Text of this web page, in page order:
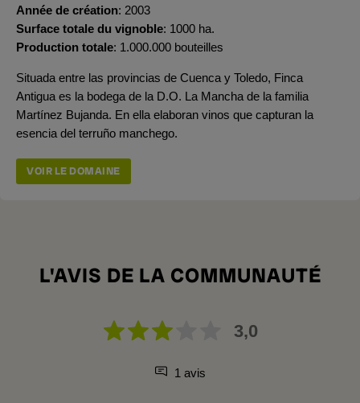
Année de création 2003
Surface totale du vignoble 1000 ha.
Production totale 1.000.000 bouteilles
Situada entre las provincias de Cuenca y Toledo, Finca
Antigua es la bodega de la D.O. La Mancha de la familia
Martínez Bujanda. En ella elaboran vinos que capturan la
esencia del terruño manchego.
VOIR LE DOMAINE
L'AVIS DE LA COMMUNAUTÉ
3,0
1 avis